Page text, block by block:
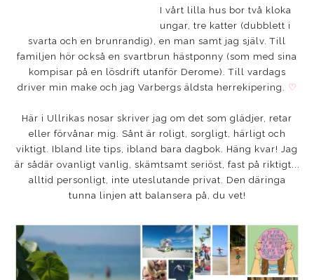
I vårt lilla hus bor två kloka
ungar, tre katter (dubblett i
svarta och en brunrandig), en man samt jag själv. Till
familjen hör också en svartbrun hästponny (som med sina
kompisar på en lösdrift utanför Derome). Till vardags
driver min make och jag Varbergs äldsta herrekipering. ♡
Här i Ullrikas nosar skriver jag om det som glädjer, retar
eller förvånar mig. Sånt är roligt, sorgligt, härligt och
viktigt. Ibland lite tips, ibland bara dagbok. Häng kvar! Jag
är sådär ovanligt vanlig, skämtsamt seriöst, fast på riktigt...
alltid personligt, inte uteslutande privat. Den däringa
tunna linjen att balansera på, du vet!